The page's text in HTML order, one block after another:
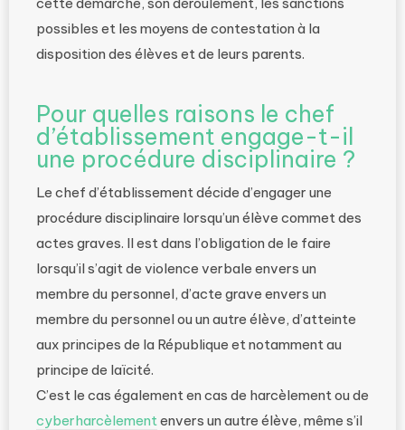
possibles et les moyens de contestation à la
disposition des élèves et de leurs parents.
Pour quelles raisons le chef
d’établissement engage-t-il
une procédure disciplinaire ?
Le chef d’établissement décide d’engager une
procédure disciplinaire lorsqu’un élève commet des
actes graves. Il est dans l’obligation de le faire
lorsqu’il s’agit de violence verbale envers un
membre du personnel, d’acte grave envers un
membre du personnel ou un autre élève, d’atteinte
aux principes de la République et notamment au
principe de laïcité.
C’est le cas également en cas de harcèlement ou de
cyberharcèlementenvers un autre élève, même s’il